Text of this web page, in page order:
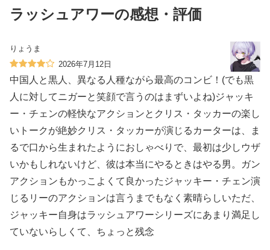
ラッシュアワーの感想・評価
りょうま
2026年7月12日
中国人と黒人、異なる人種ながら最高のコンビ！(でも黒
人に対してニガーと笑顔で言うのはまずいよね)ジャッキ
ー・チェンの軽快なアクションとクリス・タッカーの楽し
いトークが絶妙クリス・タッカーが演じるカーターは、ま
るで口から生まれたようにおしゃべりで、最初は少しウザ
いかもしれないけど、彼は本当にやるときはやる男。ガン
アクションもかっこよくて良かったジャッキー・チェン演
じるリーのアクションは言うまでもなく素晴らしいただ、
ジャッキー自身はラッシュアワーシリーズにあまり満足し
ていないらしくて、ちょっと残念